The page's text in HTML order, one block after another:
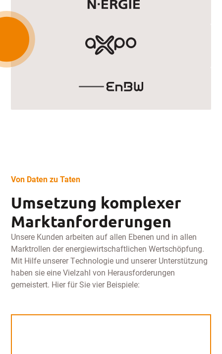
Von Daten zu Taten
Umsetzung komplexer
Marktanforderungen
Unsere Kunden arbeiten auf allen Ebenen und in allen
Marktrollen der energiewirtschaftlichen Wertschöpfung.
Mit Hilfe unserer Technologie und unserer Unterstützung
haben sie eine Vielzahl von Herausforderungen
gemeistert. Hier für Sie vier Beispiele: